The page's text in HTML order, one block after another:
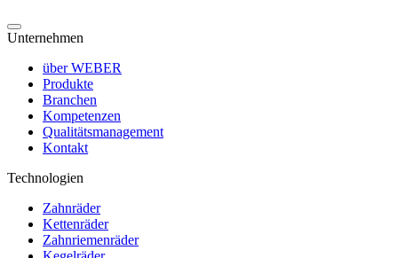
Unternehmen
über WEBER
Produkte
Branchen
Kompetenzen
Qualitätsmanagement
Kontakt
Technologien
Zahnräder
Kettenräder
Zahnriemenräder